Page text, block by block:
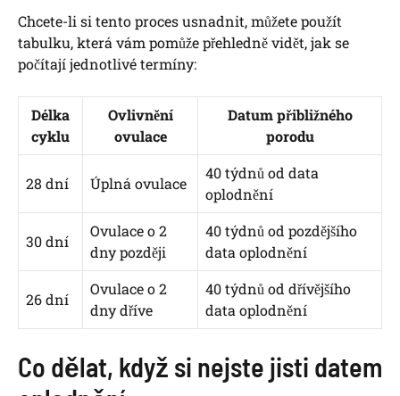
Chcete-li si tento proces usnadnit, můžete použít
tabulku, která vám pomůže přehledně vidět, jak se
počítají jednotlivé termíny:
Délka
cyklu
Ovlivnění
ovulace
Datum přibližného
porodu
28 dní Úplná ovulace
40 týdnů od data
oplodnění
30 dní
Ovulace o 2
dny později
40 týdnů od pozdějšího
data oplodnění
26 dní
Ovulace o 2
dny dříve
40 týdnů od dřívějšího
data oplodnění
Co dělat, když si nejste jisti datem